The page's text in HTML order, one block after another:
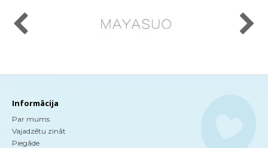
Informācija
Par mums
Vajadzētu zināt
Piegāde